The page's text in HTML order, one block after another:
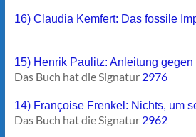
16) Claudia Kemfert: Das fossile
15) Henrik Paulitz: Anleitung gegen
Das Buch hat die Signatur 2976
14) Françoise Frenkel: Nichts, um
Das Buch hat die Signatur 2962